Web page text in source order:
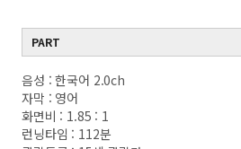
PART
음성 : 한국어 2.0ch
자막 : 영어
화면비 : 1.85 : 1
런닝타임 : 112분